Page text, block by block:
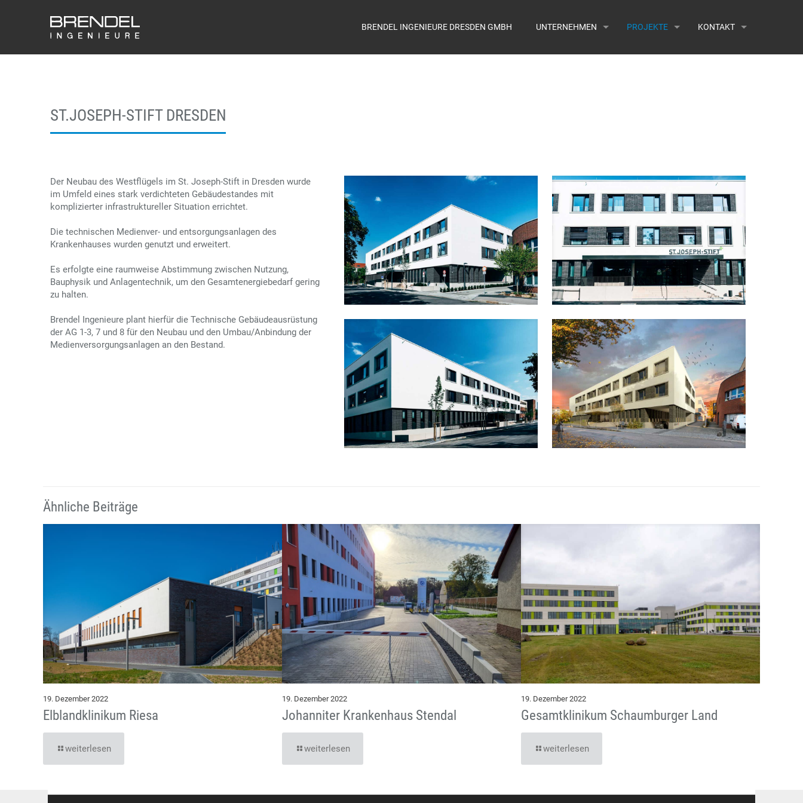
BRENDEL INGENIEURE DRESDEN GMBH UNTERNEHMEN PROJEKTE KONTAKT
ST.JOSEPH-STIFT DRESDEN
Der Neubau des Westflügels im St. Joseph-Stift in Dresden wurde
im Umfeld eines stark verdichteten Gebäudestandes mit
komplizierter infrastruktureller Situation errichtet.
Die technischen Medienver- und entsorgungsanlagen des
Krankenhauses wurden genutzt und erweitert.
Es erfolgte eine raumweise Abstimmung zwischen Nutzung,
Bauphysik und Anlagentechnik, um den Gesamtenergiebedarf gering
zu halten.
Brendel Ingenieure plant hierfür die Technische Gebäudeausrüstung
der AG 1-3, 7 und 8 für den Neubau und den Umbau/Anbindung der
Medienversorgungsanlagen an den Bestand.
Ähnliche Beiträge
19. Dezember 2022
Elblandklinikum Riesa
weiterlesen
19. Dezember 2022
Johanniter Krankenhaus Stendal
weiterlesen
19. Dezember 2022
Gesamtklinikum Schaumburger Land
weiterlesen